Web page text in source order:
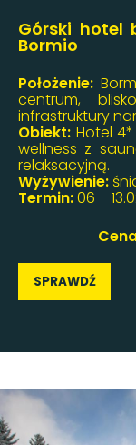
Górski hotel
Bormio
Położenie:
centrum,
infrastruktury
Obiekt: Hotel
wellness z
relaksacyjną.
Wyżywienie:
Termin:06 –
SPRAWDŹ